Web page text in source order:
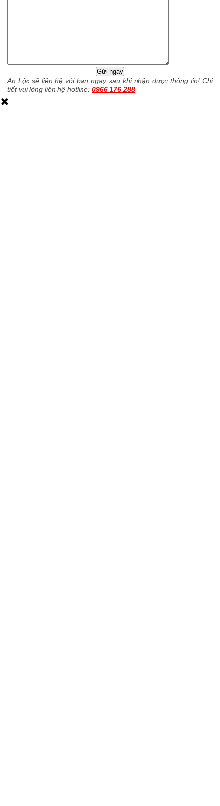
An Lộc sẽ liên hệ với bạn ngay sau khi nhận được thông tin! Chi
tiết vui lòng liên hệ hotline: 0966 176 288